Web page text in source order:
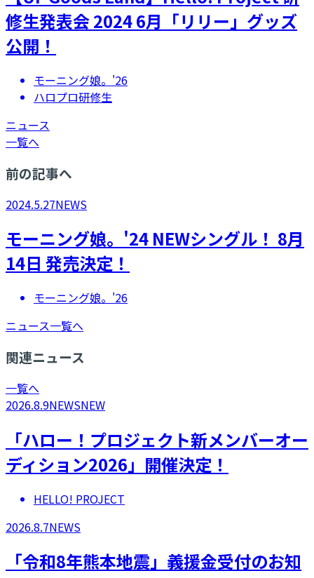
修生発表会 2024 6月「リリー」グッズ
公開！
モーニング娘。'26
ハロプロ研修生
ニュース
一覧へ
前の記事へ
2024.5.27NEWS
モーニング娘。'24 NEWシングル！ 8月
14日 発売決定！
モーニング娘。'26
ニュース一覧へ
関連ニュース
一覧へ
2026.8.9NEWSNEW
「ハロー！プロジェクト新メンバーオー
ディション2026」開催決定！
HELLO! PROJECT
2026.8.7NEWS
「令和8年熊本地震」義援金受付のお知